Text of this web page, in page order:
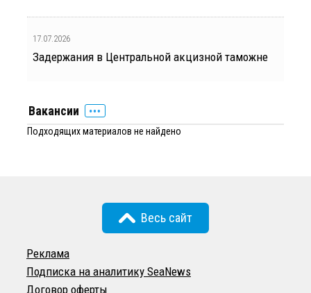
17.07.2026
Задержания в Центральной акцизной таможне
Вакансии
Подходящих материалов не найдено
Весь сайт
Реклама
Подписка на аналитику SeaNews
Договор оферты